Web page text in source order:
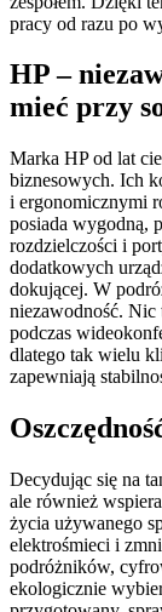
pracy od razu po
HP –
mieć przy
Marka HP od lat
biznesowych. Ich
i ergonomicznymi
posiada wygodną,
rozdzielczości i
dodatkowych
dokującej. W
niezawodność. Nic
podczas
dlatego tak wielu
zapewniają
Decydując się na
ale również
życia używanego
elektrośmieci i
podróżników,
ekologicznie